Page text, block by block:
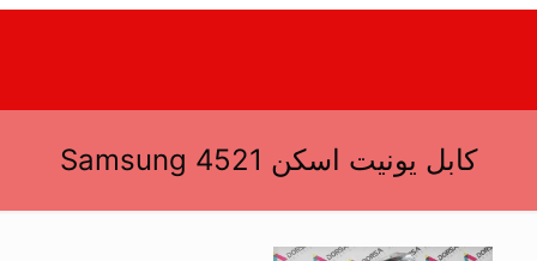
کابل یونیت اسکن Samsung 4521